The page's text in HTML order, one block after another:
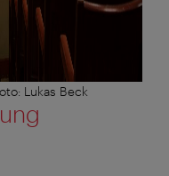
Lukas Beck